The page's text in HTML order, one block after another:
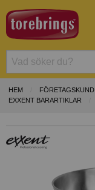
HEM FÖRETAGSKUND
EXXENT BARARTIKLAR